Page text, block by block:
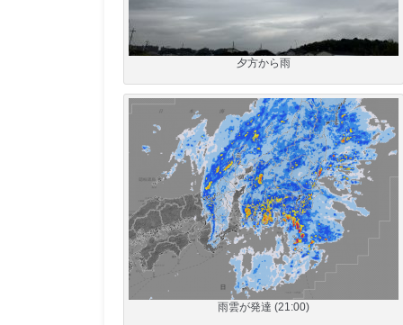
夕方から雨
雨雲が発達 (21:00)